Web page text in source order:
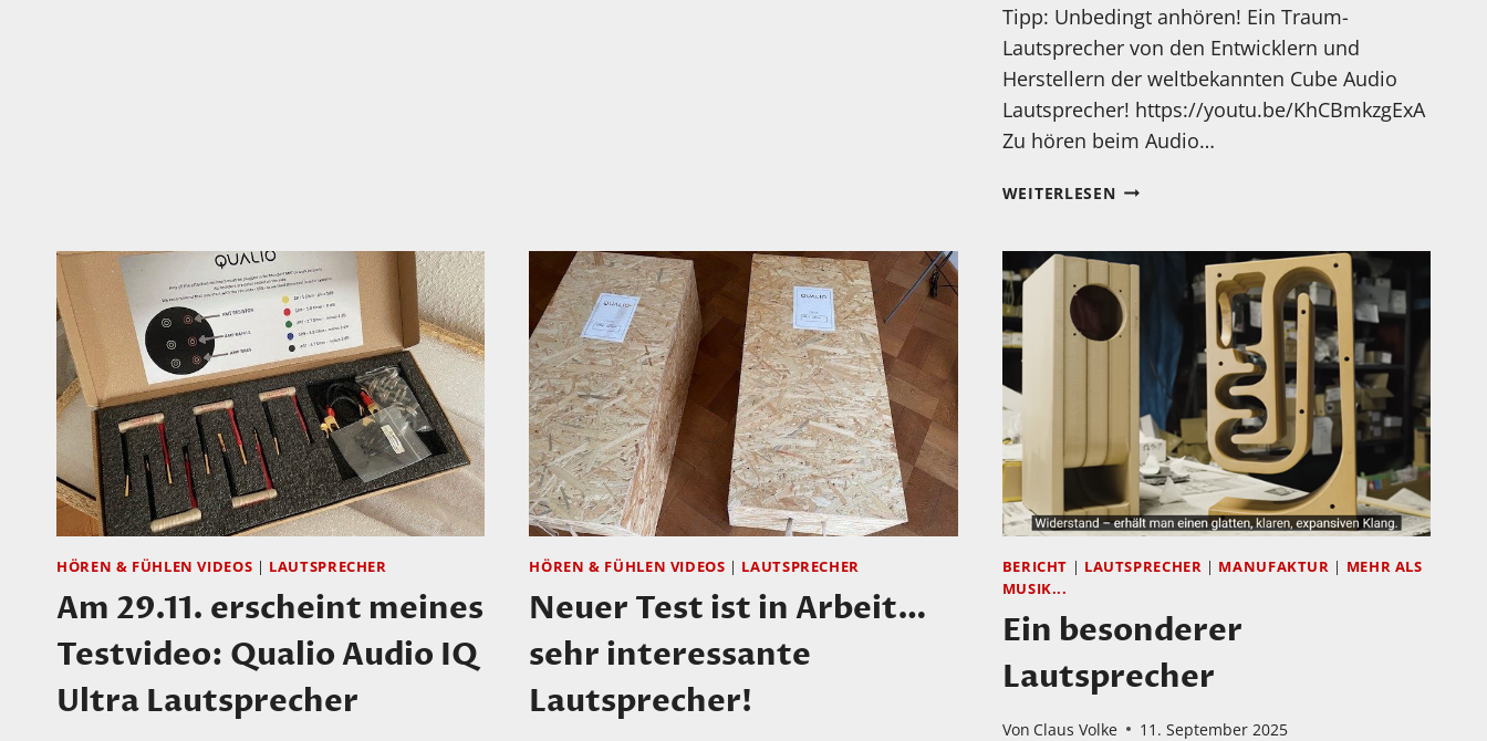
Tipp: Unbedingt anhören! Ein Traum-
Lautsprecher von den Entwicklern und
Herstellern der weltbekannten Cube Audio
Lautsprecher! https://youtu.be/KhCBmkzgExA
Zu hören beim Audio…
WEITERLESENMEIN
QUALIO
AUDIO
IQ
ULTRA
LAUTSPRECHER
ONLINE!
HÖREN & FÜHLEN VIDEOS | LAUTSPRECHER
Am 29.11. erscheint meines
Testvideo: Qualio Audio IQ
Ultra Lautsprecher
HÖREN & FÜHLEN VIDEOS | LAUTSPRECHER
Neuer Test ist in Arbeit…
sehr interessante
Lautsprecher!
BERICHT | LAUTSPRECHER | MANUFAKTUR | MEHR ALS
MUSIK...
Ein besonderer
Lautsprecher
Von Claus Volke 11. September 2025